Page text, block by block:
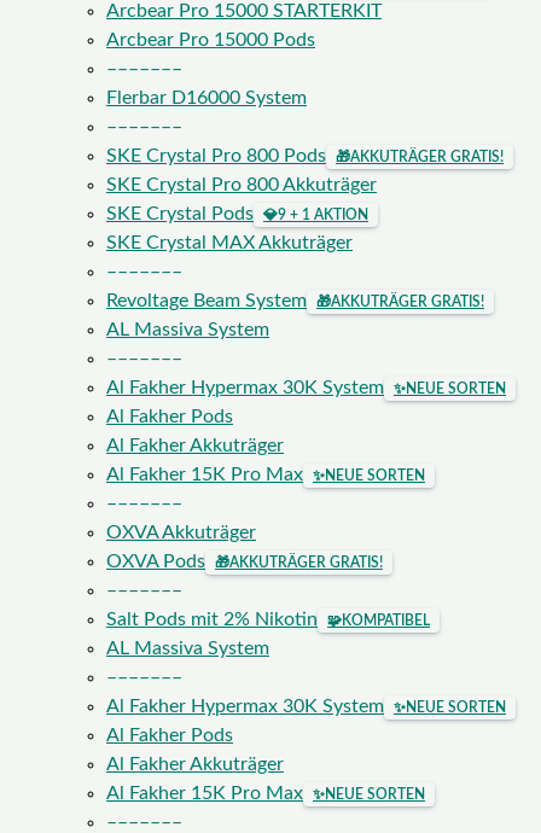
Arcbear Pro 15000 STARTERKIT
Arcbear Pro 15000 Pods
–––––––
Flerbar D16000 System
–––––––
SKE Crystal Pro 800 Pods
🎁AKKUTRÄGER GRATIS!
SKE Crystal Pro 800 Akkuträger
SKE Crystal Pods
💎9 + 1 AKTION
SKE Crystal MAX Akkuträger
–––––––
Revoltage Beam System
🎁AKKUTRÄGER GRATIS!
AL Massiva System
–––––––
Al Fakher Hypermax 30K System
✨NEUE SORTEN
Al Fakher Pods
Al Fakher Akkuträger
Al Fakher 15K Pro Max
✨NEUE SORTEN
–––––––
OXVA Akkuträger
OXVA Pods
🎁AKKUTRÄGER GRATIS!
–––––––
Salt Pods mit 2% Nikotin
🧩KOMPATIBEL
AL Massiva System
–––––––
Al Fakher Hypermax 30K System
✨NEUE SORTEN
Al Fakher Pods
Al Fakher Akkuträger
Al Fakher 15K Pro Max
✨NEUE SORTEN
–––––––